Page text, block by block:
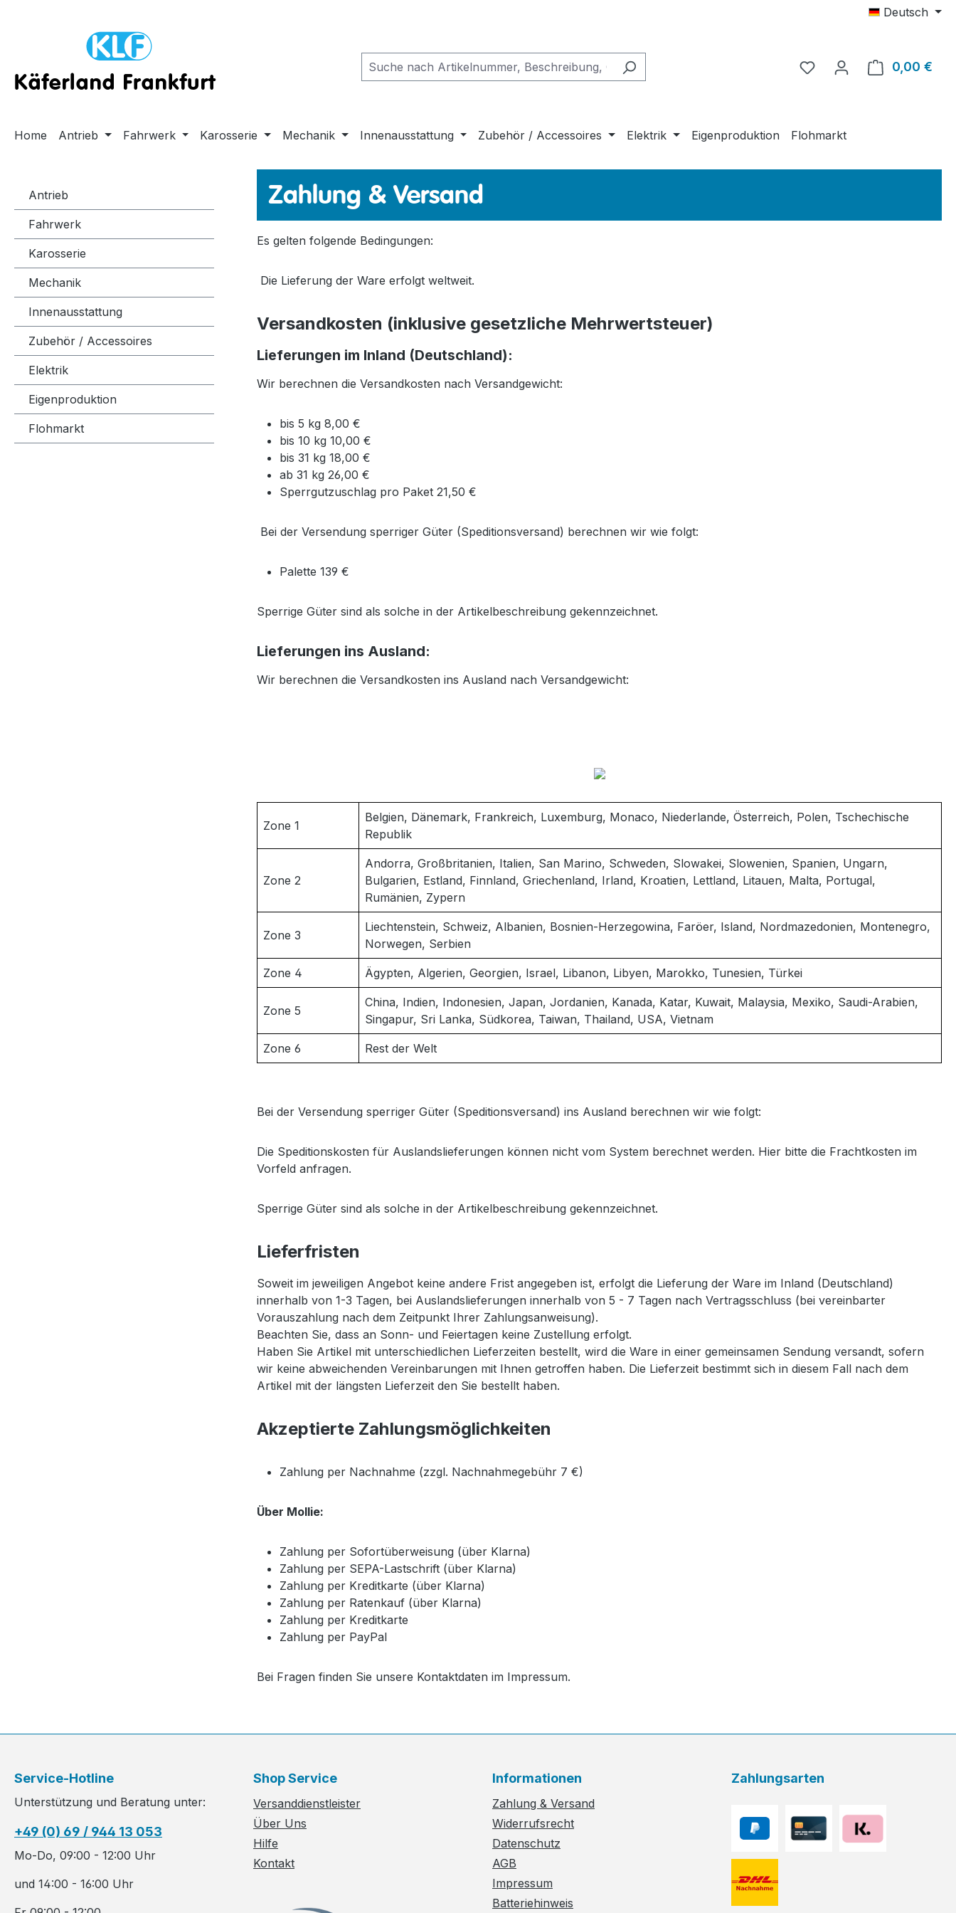
Deutsch
0,00 €
Home Antrieb Fahrwerk Karosserie Mechanik Innenausstattung Zubehör / Accessoires Elektrik Eigenproduktion Flohmarkt
Antrieb
Fahrwerk
Karosserie
Mechanik
Innenausstattung
Zubehör / Accessoires
Elektrik
Eigenproduktion
Flohmarkt
Zahlung & Versand
Es gelten folgende Bedingungen:
Die Lieferung der Ware erfolgt weltweit.
Versandkosten (inklusive gesetzliche Mehrwertsteuer)
Lieferungen im Inland (Deutschland):
Wir berechnen die Versandkosten nach Versandgewicht:
bis 5 kg 8,00 €
bis 10 kg 10,00 €
bis 31 kg 18,00 €
ab 31 kg 26,00 €
Sperrgutzuschlag pro Paket 21,50 €
Bei der Versendung sperriger Güter (Speditionsversand) berechnen wir wie folgt:
Palette 139 €
Sperrige Güter sind als solche in der Artikelbeschreibung gekennzeichnet.
Lieferungen ins Ausland:
Wir berechnen die Versandkosten ins Ausland nach Versandgewicht:
Zone 1
Belgien, Dänemark, Frankreich, Luxemburg, Monaco, Niederlande, Österreich, Polen, Tschechische
Republik
Zone 2
Andorra, Großbritanien, Italien, San Marino, Schweden, Slowakei, Slowenien, Spanien, Ungarn,
Bulgarien, Estland, Finnland, Griechenland, Irland, Kroatien, Lettland, Litauen, Malta, Portugal,
Rumänien, Zypern
Zone 3
Liechtenstein, Schweiz, Albanien, Bosnien-Herzegowina, Faröer, Island, Nordmazedonien, Montenegro,
Norwegen, Serbien
Zone 4 Ägypten, Algerien, Georgien, Israel, Libanon, Libyen, Marokko, Tunesien, Türkei
Zone 5
China, Indien, Indonesien, Japan, Jordanien, Kanada, Katar, Kuwait, Malaysia, Mexiko, Saudi-Arabien,
Singapur, Sri Lanka, Südkorea, Taiwan, Thailand, USA, Vietnam
Zone 6 Rest der Welt
Bei der Versendung sperriger Güter (Speditionsversand) ins Ausland berechnen wir wie folgt:
Die Speditionskosten für Auslandslieferungen können nicht vom System berechnet werden. Hier bitte die Frachtkosten im
Vorfeld anfragen.
Sperrige Güter sind als solche in der Artikelbeschreibung gekennzeichnet.
Lieferfristen
Soweit im jeweiligen Angebot keine andere Frist angegeben ist, erfolgt die Lieferung der Ware im Inland (Deutschland)
innerhalb von 1-3 Tagen, bei Auslandslieferungen innerhalb von 5 - 7 Tagen nach Vertragsschluss (bei vereinbarter
Vorauszahlung nach dem Zeitpunkt Ihrer Zahlungsanweisung).
Beachten Sie, dass an Sonn- und Feiertagen keine Zustellung erfolgt.
Haben Sie Artikel mit unterschiedlichen Lieferzeiten bestellt, wird die Ware in einer gemeinsamen Sendung versandt, sofern
wir keine abweichenden Vereinbarungen mit Ihnen getroffen haben. Die Lieferzeit bestimmt sich in diesem Fall nach dem
Artikel mit der längsten Lieferzeit den Sie bestellt haben.
Akzeptierte Zahlungsmöglichkeiten
Zahlung per Nachnahme (zzgl. Nachnahmegebühr 7 €)
Über Mollie:
Zahlung per Sofortüberweisung (über Klarna)
Zahlung per SEPA-Lastschrift (über Klarna)
Zahlung per Kreditkarte (über Klarna)
Zahlung per Ratenkauf (über Klarna)
Zahlung per Kreditkarte
Zahlung per PayPal
Bei Fragen finden Sie unsere Kontaktdaten im Impressum.
Service-Hotline
Unterstützung und Beratung unter:
+49 (0) 69 / 944 13 053
Mo-Do, 09:00 - 12:00 Uhr
und 14:00 - 16:00 Uhr
Shop Service
Versanddienstleister
Über Uns
Hilfe
Kontakt
Informationen
Zahlung & Versand
Widerrufsrecht
Datenschutz
AGB
Impressum
Batteriehinweis
Zahlungsarten